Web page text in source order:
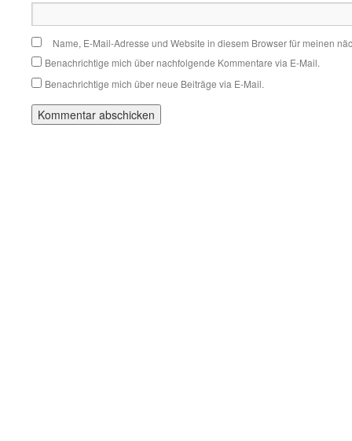
Name, E-Mail-Adresse und Website in diesem Browser für meinen
Benachrichtige mich über nachfolgende Kommentare via E-Mail.
Benachrichtige mich über neue Beiträge via E-Mail.